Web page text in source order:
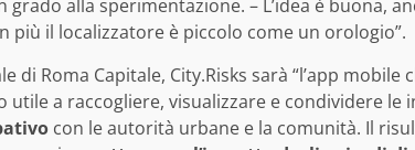
alla sperimentazione. – L’idea è buona,
più il localizzatore è piccolo come un orologio”.
di Roma Capitale, City.Risks sarà “l’app
a raccogliere, visualizzare e condividere le
con le autorità urbane e la comunità. Il